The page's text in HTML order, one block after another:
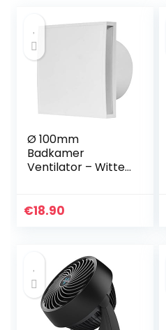
Ø 100mm
Badkamer
Ventilator – Witte
Badkamerventilat
Garage, Toilet
€18.90